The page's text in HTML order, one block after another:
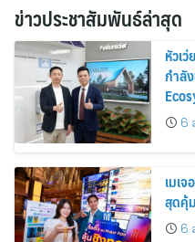
ข่าวประชาสัมพันธ์ล่าสุด
หัวเ
กำลั
รถย
พลัง
6
เมเ
สุดคุ้
6